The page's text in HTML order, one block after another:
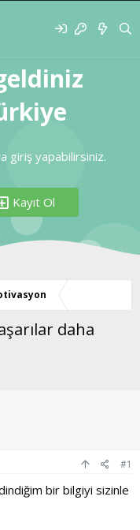
giriş yapabilirsiniz.
Kayıt Ol
daha
#1
bir bilgiyi sizinle